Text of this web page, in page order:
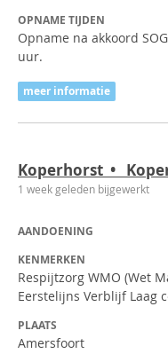
OPNAME TIJDEN
Opname na akkoord
uur.
meer informatie
Koperhorst •
1 week geleden bijgewerkt
AANDOENING
KENMERKEN
Respijtzorg WMO (Wet
Eerstelijns Verblijf Laag
PLAATS
Amersfoort